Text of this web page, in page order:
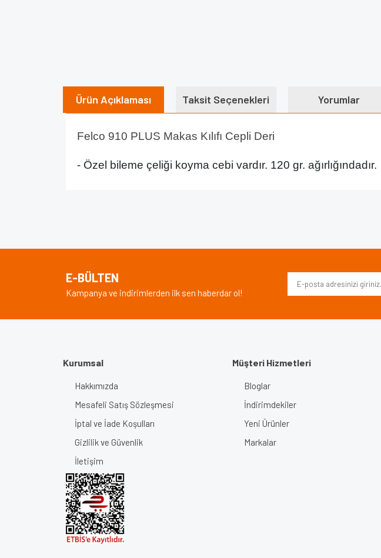
Ürün Açıklaması Taksit Seçenekleri Yorumlar
Felco 910 PLUS Makas Kılıfı Cepli Deri
- Özel bileme çeliği koyma cebi vardır. 120 gr. ağırlığındadır.
Ürün resmi kalitesiz, bozuk veya görüntülenemiyor.
Ürün bilgilerinde hatalar bulunuyor.
E-BÜLTEN
Kampanya ve indirimlerden ilk sen haberdar ol!
Kurumsal
Hakkımızda
Mesafeli Satış Sözleşmesi
İptal ve İade Koşulları
Gizlilik ve Güvenlik
İletişim
Müşteri Hizmetleri
Bloglar
İndirimdekiler
Yeni Ürünler
Markalar